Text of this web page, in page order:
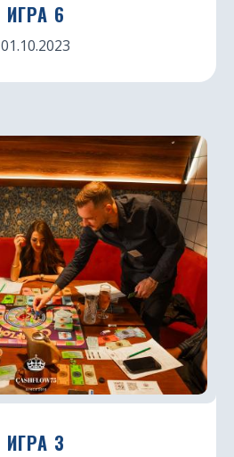
ИГРА 6
01.10.2023
ИГРА 3